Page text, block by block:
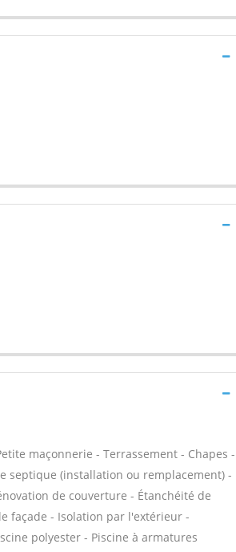
maçonnerie - Terrassement - Chapes -
septique (installation ou remplacement) -
de couverture - Étanchéité de
façade - Isolation par l'extérieur -
polyester - Piscine à armatures